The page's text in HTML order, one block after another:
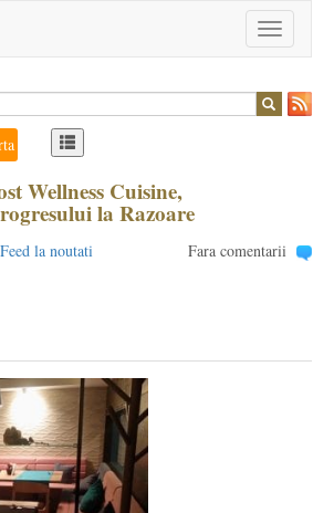
Toggle
navigation
Wellness Cuisine,
la Razoare
la noutati Fara comentarii